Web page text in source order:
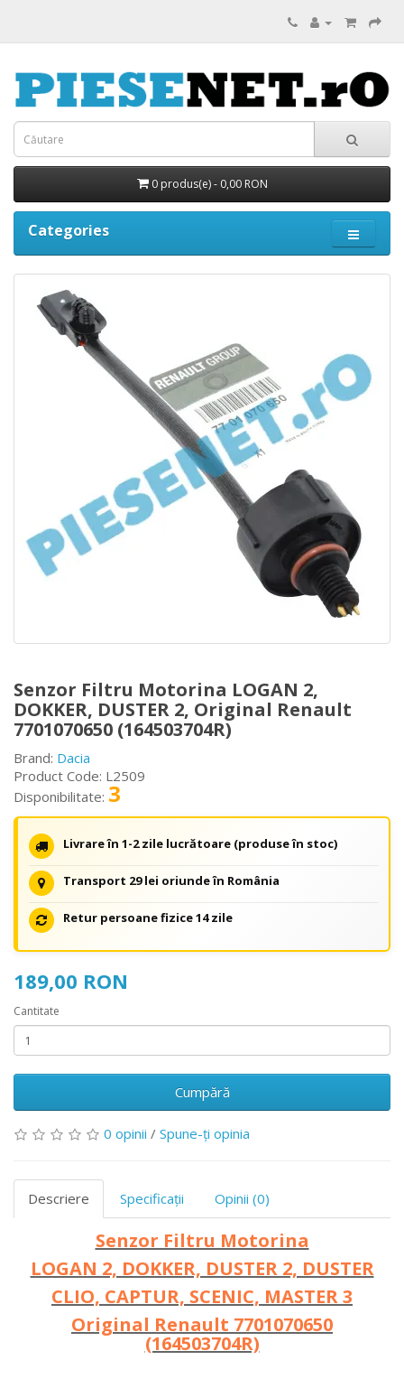
0 produs(e) - 0,00 RON
Categories
Senzor Filtru Motorina LOGAN 2,
DOKKER, DUSTER 2, Original Renault
7701070650 (164503704R)
Brand: Dacia
Product Code: L2509
Disponibilitate: 3
Livrare în 1-2 zile lucrătoare (produse în stoc)
Transport 29 lei oriunde în România
Retur persoane fizice 14 zile
189,00 RON
Cantitate
Cumpără
0 opinii / Spune-ţi opinia
Descriere Specificaţii Opinii (0)
Senzor Filtru Motorina
LOGAN 2, DOKKER, DUSTER 2, DUSTER
CLIO, CAPTUR, SCENIC, MASTER 3
Original Renault 7701070650
(164503704R)